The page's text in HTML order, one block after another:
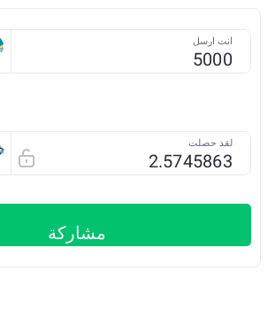
انت ارسل
لقد حصلت
مشاركة